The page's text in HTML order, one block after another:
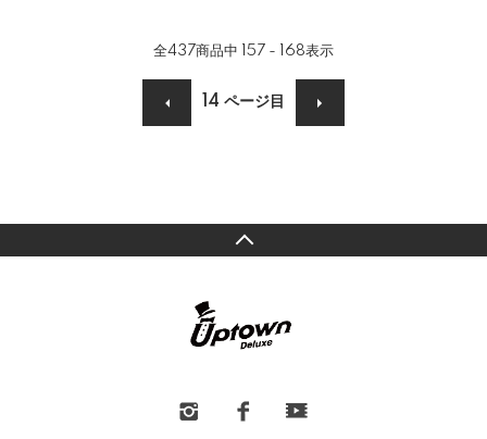
全437商品中 157 - 168表示
14 ページ目